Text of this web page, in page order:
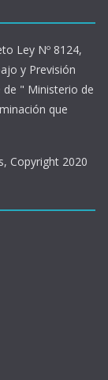
Ley Nº 8124,
y Previsión
de " Ministerio de
que
Copyright 2020